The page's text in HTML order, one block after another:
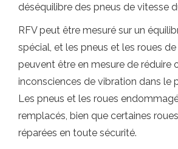
déséquilibre des pneus de vitesse
RFV peut être mesuré sur un
spécial, et les pneus et les roues
peuvent être en mesure de réduire
inconsciences de vibration dans le
Les pneus et les roues
remplacés, bien que certaines
réparées en toute sécurité.